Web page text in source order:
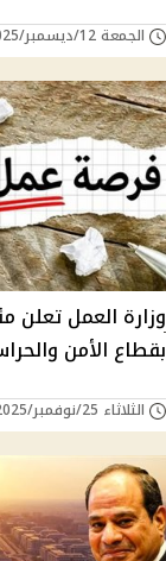
الجمعة 12/ديسمبر/2025 - 01:35 م
وزارة العمل تعلن
بقطاع الأمن
الثلاثاء 25/نوفمبر/2025 - 01:58 م